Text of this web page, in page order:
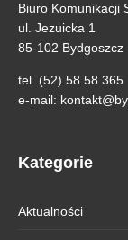
Biuro Komunikacji
ul. Jezuicka 1
85-102 Bydgoszcz
tel. (52) 58 58 365
e-mail:
Kategorie
Aktualności